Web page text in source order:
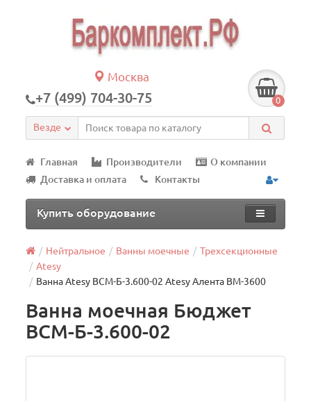
Москва
+7 (499) 704-30-75 0
Везде
Главная Производители
О компании
Доставка и оплата
Контакты
Купить оборудование
Нейтральное Ванны моечные
Трехсекционные
Atesy
Ванна Atesy ВСМ-Б-3.600-02 Atesy Алента ВМ-3600
Ванна моечная Бюджет
ВСМ-Б-3.600-02